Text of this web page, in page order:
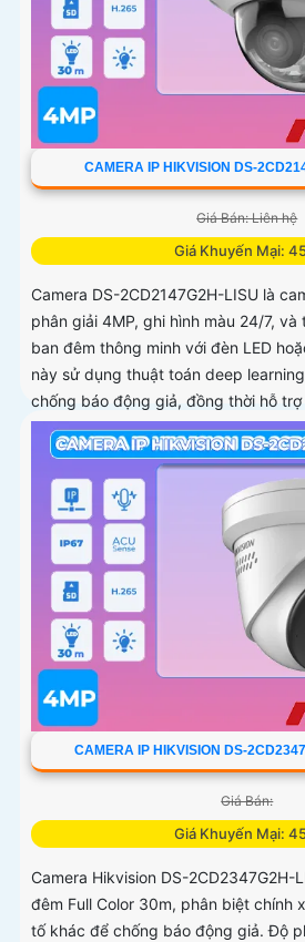
CAMERA IP HIKVISION DS-
Giá Bán: Liên hệ
Giá Khuyến Mại:
Camera DS-2CD2147G2H-LISU là
phân giải 4MP, ghi hình màu 24/7,
ban đêm thông minh với đèn LED
này sử dụng thuật toán deep
chống báo động giả, đồng thời hỗ trợ
CAMERA IP HIKVISION DS-
Giá Bán:
Giá Khuyến Mại:
Camera Hikvision DS-2CD2347G2H-
đêm Full Color 30m, phân biệt chính
tố khác để chống báo động giả. Độ